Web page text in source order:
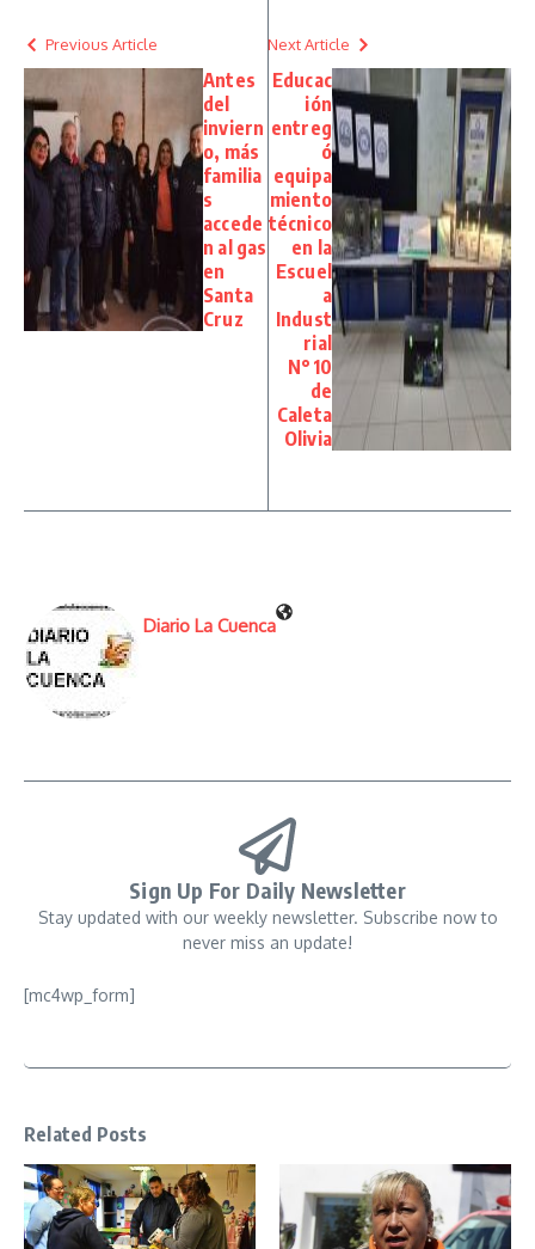
Previous Article
Antes
del
inviern
o, más
familia
s
accede
n al gas
en
Santa
Cruz
Next Article
Educac
ión
entreg
ó
equipa
miento
técnico
en la
Escuel
a
Indust
rial
N°10
de
Caleta
Olivia
Diario La Cuenca
Sign Up For Daily Newsletter
Stay updated with our weekly newsletter. Subscribe now to
never miss an update!
[mc4wp_form]
Related Posts